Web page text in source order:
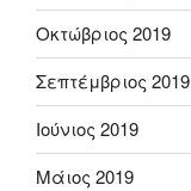
Οκτώβριος 2019
Σεπτέμβριος 2019
Ιούνιος 2019
Μάιος 2019